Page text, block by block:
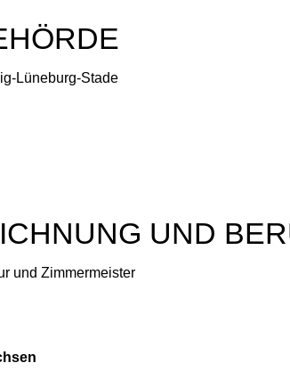
Lüneburg-Stade
UND
und Zimmermeister